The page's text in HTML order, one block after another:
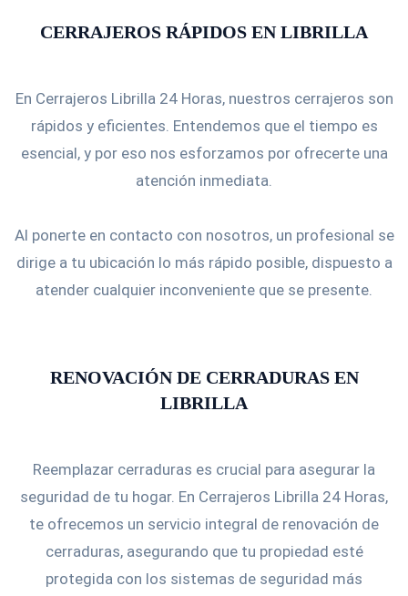
CERRAJEROS RÁPIDOS EN LIBRILLA
En Cerrajeros Librilla 24 Horas, nuestros cerrajeros son
rápidos y eficientes. Entendemos que el tiempo es
esencial, y por eso nos esforzamos por ofrecerte una
atención inmediata.
Al ponerte en contacto con nosotros, un profesional se
dirige a tu ubicación lo más rápido posible, dispuesto a
atender cualquier inconveniente que se presente.
RENOVACIÓN DE CERRADURAS EN
LIBRILLA
Reemplazar cerraduras es crucial para asegurar la
seguridad de tu hogar. En Cerrajeros Librilla 24 Horas,
te ofrecemos un servicio integral de renovación de
cerraduras, asegurando que tu propiedad esté
protegida con los sistemas de seguridad más